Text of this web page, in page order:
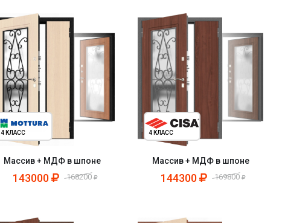
4 КЛАСС
Массив + МДФ в шпоне
143000 168200
4 КЛАСС
Массив + МДФ в шпоне
144300 169800